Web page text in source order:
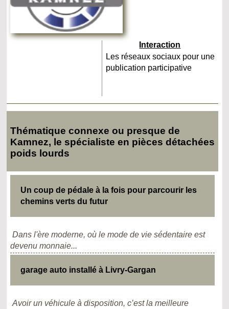
Interaction
Les réseaux sociaux pour une
publication participative
Thématique connexe ou presque de
Kamnez, le spécialiste en pièces détachées
poids lourds
Un coup de pédale à la fois pour parcourir les
chemins verts du futur
Dans l'ère moderne, où le mode de vie sédentaire est
devenu monnaie...
garage auto installé à Livry-Gargan
Avoir un véhicule à disposition, c’est la meilleure